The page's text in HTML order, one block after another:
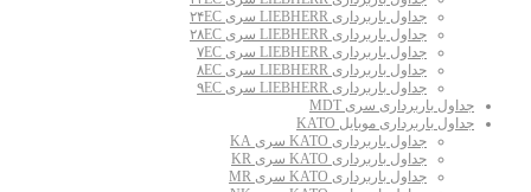
جداول باربرداری LIEBHERR سری ۲۴EC
جداول باربرداری LIEBHERR سری ۲۸EC
جداول باربرداری LIEBHERR سری ۷EC
جداول باربرداری LIEBHERR سری ۸EC
جداول باربرداری LIEBHERR سری ۹EC
جداول باربرداری سری MDT
جداول باربرداری موبایل KATO
جداول باربرداری KATO سری KA
جداول باربرداری KATO سری KR
جداول باربرداری KATO سری MR